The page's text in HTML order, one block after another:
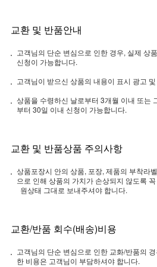
교환 및 반품안내
고객님의 단순 변심으로 인한 경우, 실제 상
신청이 가능합니다.
고객님이 받으신 상품의 내용이 표시 광고
상품을 수령하신 날로부터 3개월 이내 또는
부터 30일 이내 신청이 가능합니다.
교환 및 반품상품 주의사항
상품포장시 안의 상품, 포장, 제품의 부착라
으로 인해 상품의 가치가 손상되지 않도록
원상태 그대로 보내주셔야 합니다.
교환/반품 회수(배송)비용
고객님의 단순 변심으로 인한 교화/반품의
한 비용은 고객님이 부담하셔야 합니다.